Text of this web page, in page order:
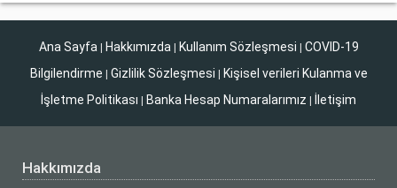
Ana Sayfa | Hakkımızda | Kullanım Sözleşmesi | COVID-19
Bilgilendirme | Gizlilik Sözleşmesi | Kişisel verileri Kulanma ve
İşletme Politikası | Banka Hesap Numaralarımız | İletişim
Hakkımızda